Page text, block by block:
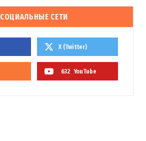
СОЦИАЛЬНЫЕ СЕТИ
X (Twitter)
632 YouTube